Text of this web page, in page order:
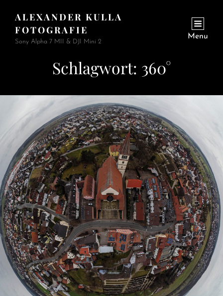
ALEXANDER KULLA
FOTOGRAFIE
Sony Alpha 7 MII & DJI Mini 2
Menu
Schlagwort: 360°